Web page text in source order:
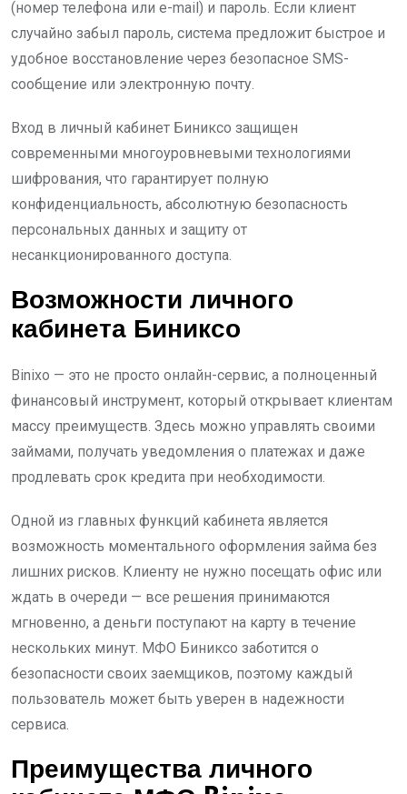
(номер телефона или e-mail) и пароль. Если клиент
случайно забыл пароль, система предложит быстрое и
удобное восстановление через безопасное SMS-
сообщение или электронную почту.
Вход в личный кабинет Биниксо защищен
современными многоуровневыми технологиями
шифрования, что гарантирует полную
конфиденциальность, абсолютную безопасность
персональных данных и защиту от
несанкционированного доступа.
Возможности личного
кабинета Биниксо
Binixo — это не просто онлайн-сервис, а полноценный
финансовый инструмент, который открывает клиентам
массу преимуществ. Здесь можно управлять своими
займами, получать уведомления о платежах и даже
продлевать срок кредита при необходимости.
Одной из главных функций кабинета является
возможность моментального оформления займа без
лишних рисков. Клиенту не нужно посещать офис или
ждать в очереди — все решения принимаются
мгновенно, а деньги поступают на карту в течение
нескольких минут. МФО Биниксо заботится о
безопасности своих заемщиков, поэтому каждый
пользователь может быть уверен в надежности
сервиса.
Преимущества личного